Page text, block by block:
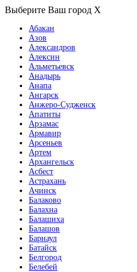
Выберите Ваш город X
Абакан
Азов
Александров
Алексин
Альметьевск
Анадырь
Анапа
Ангарск
Анжеро-Судженск
Апатиты
Арзамас
Армавир
Арсеньев
Артем
Архангельск
Асбест
Астрахань
Ачинск
Балаково
Балахна
Балашиха
Балашов
Барнаул
Батайск
Белгород
Белебей